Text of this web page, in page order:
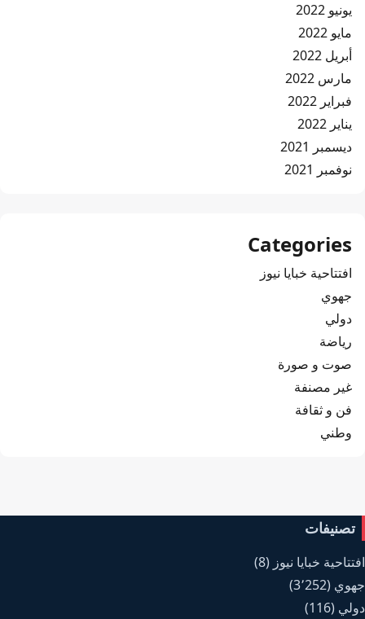
يونيو 2022
مايو 2022
أبريل 2022
مارس 2022
فبراير 2022
يناير 2022
ديسمبر 2021
نوفمبر 2021
Categories
افتتاحية خبايا نيوز
جهوي
دولي
رياضة
صوت و صورة
غير مصنفة
فن و ثقافة
وطني
تصنيفات
افتتاحية خبايا نيوز (8)
جهوي (3٬252)
دولي (116)